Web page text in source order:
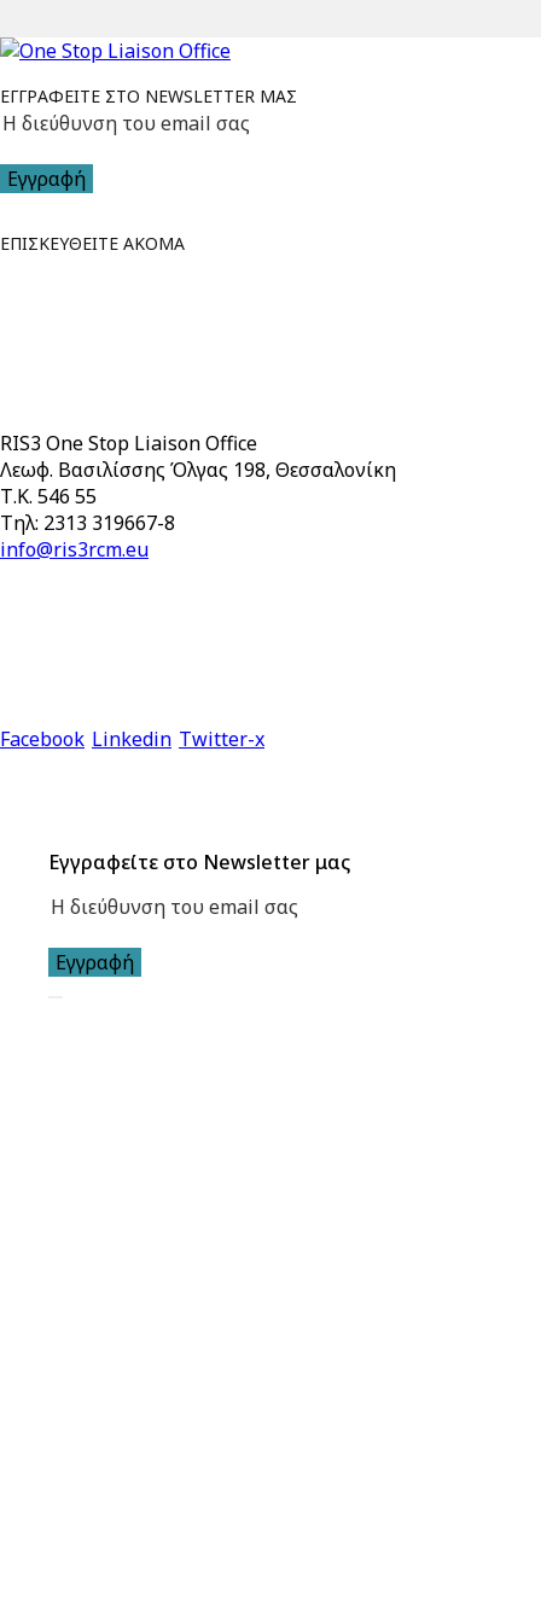
ΕΓΓΡΑΦΕΙΤΕ ΣΤΟ NEWSLETTER ΜΑΣ
Εγγραφή
ΕΠΙΣΚΕΥΘΕΙΤΕ ΑΚΟΜΑ
RIS3 One Stop Liaison Office
Λεωφ. Βασιλίσσης Όλγας 198, Θεσσαλονίκη
Τ.Κ. 546 55
Τηλ: 2313 319667-8
info@ris3rcm.eu
Facebook Linkedin Twitter-x
Εγγραφείτε στο Newsletter μας
Εγγραφή